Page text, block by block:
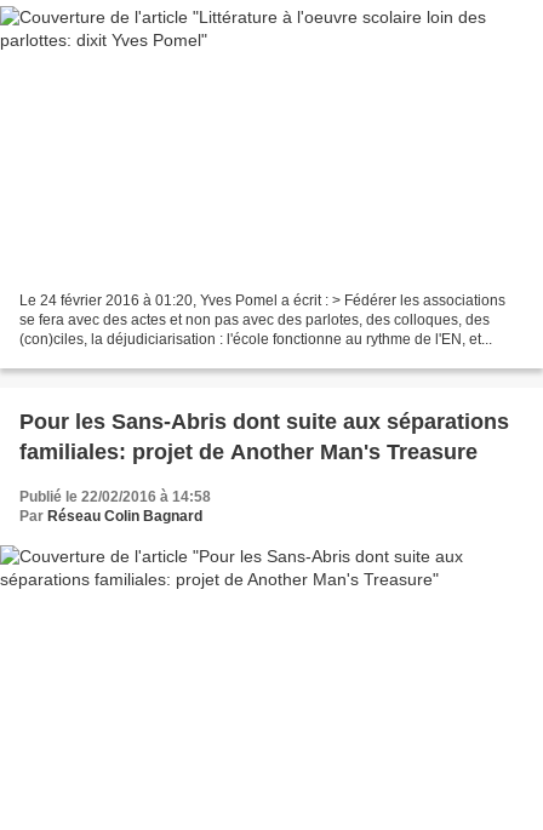
Le 24 février 2016 à 01:20, Yves Pomel a écrit : > Fédérer les associations
se fera avec des actes et non pas avec des parlotes, des colloques, des
(con)ciles, la déjudiciarisation : l'école fonctionne au rythme de l'EN, et...
Pour les Sans-Abris dont suite aux séparations
familiales: projet de Another Man's Treasure
Publié le 22/02/2016 à 14:58
Par Réseau Colin Bagnard